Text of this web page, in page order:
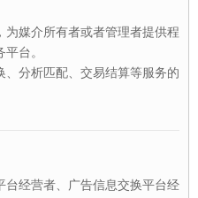
媒介所有者或者管理者提供程
台。
、分析匹配、交易结算等服务的
台经营者、广告信息交换平台经